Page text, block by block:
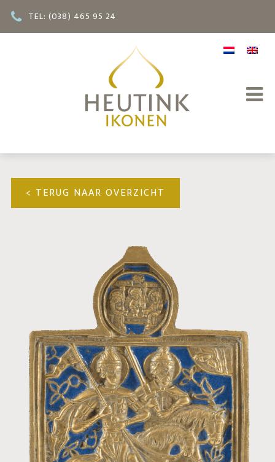
TEL: (038) 465 95 24
INLOGGEN / REGISTREREN
< TERUG NAAR OVERZICHT